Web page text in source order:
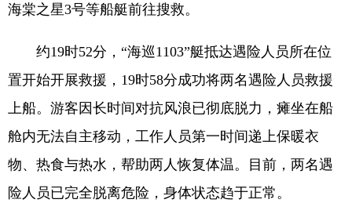
海棠之星3号等船艇前往搜救。
约19时52分，“海巡1103”艇抵达遇险人员所在位
置开始开展救援，19时58分成功将两名遇险人员救援
上船。游客因长时间对抗风浪已彻底脱力，瘫坐在船
舱内无法自主移动，工作人员第一时间递上保暖衣
物、热食与热水，帮助两人恢复体温。目前，两名遇
险人员已完全脱离危险，身体状态趋于正常。